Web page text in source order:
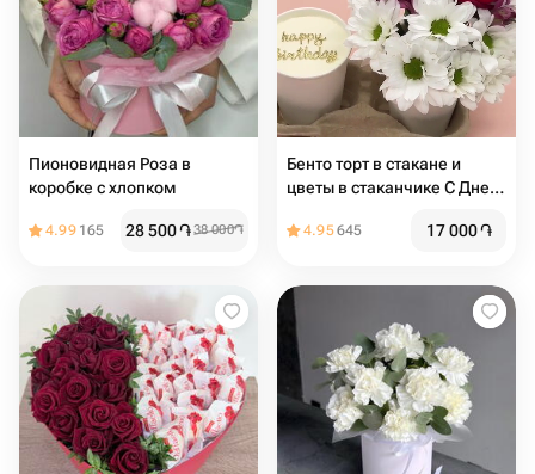
Пионовидная Роза в
коробке с хлопком
4.99 165 28 500֏38 000֏
Бенто торт в стакане и
цветы в стаканчике С Днем
альстромерия, роза)
4.95645 17 000֏